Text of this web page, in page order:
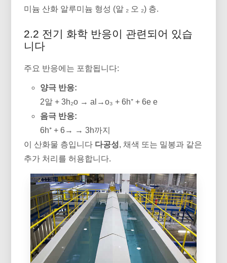
미늄 산화 알루미늄 형성 (알 ₂ 오 ₂) 층.
2.2 전기 화학 반응이 관련되어 있습
니다
주요 반응에는 포함됩니다:
양극 반응:
2알 + 3h₂o → al→o₃ + 6h⁺ + 6e e
음극 반응:
6h⁺ + 6→ → 3h까지
이 산화물 층입니다 다공성, 채색 또는 밀봉과 같은
추가 처리를 허용합니다.